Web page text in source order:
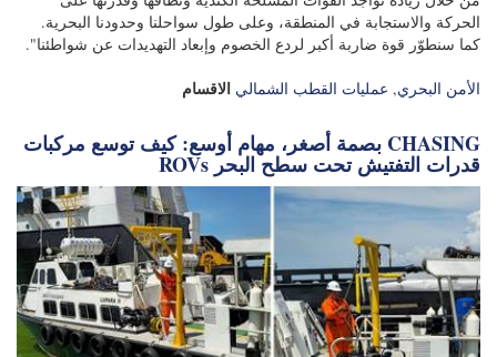
من خلال زيادة تواجد القوات المسلحة الكندية ونطاقها وقدرتها على
الحركة والاستجابة في المنطقة، وعلى طول سواحلنا وحدودنا البحرية.
بصمة أصغر، مهام أوسع: كيف توسع مركبات CHASING
ROVs قدرات التفتيش تحت سطح البحر